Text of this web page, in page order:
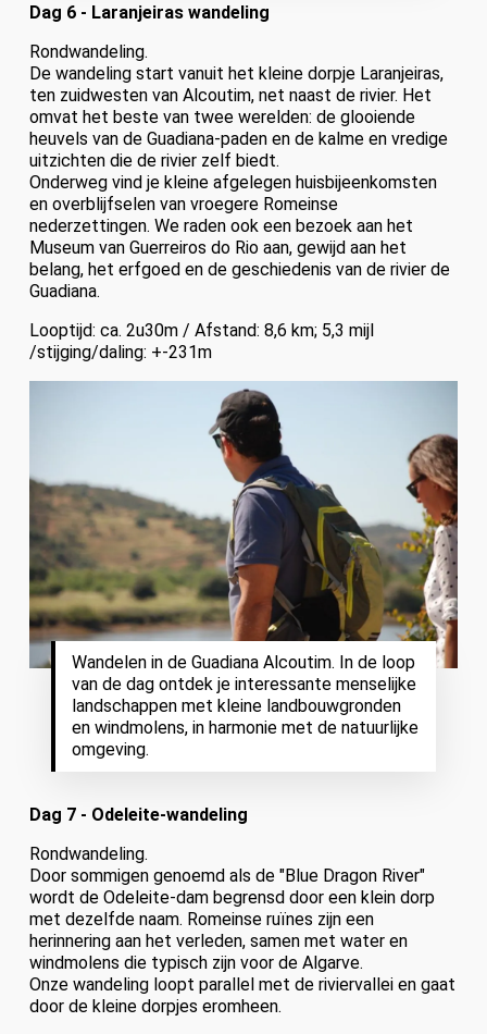
Dag 6 - Laranjeiras wandeling
Rondwandeling.
De wandeling start vanuit het kleine dorpje Laranjeiras,
ten zuidwesten van Alcoutim, net naast de rivier. Het
omvat het beste van twee werelden: de glooiende
heuvels van de Guadiana-paden en de kalme en vredige
uitzichten die de rivier zelf biedt.
Onderweg vind je kleine afgelegen huisbijeenkomsten
en overblijfselen van vroegere Romeinse
nederzettingen. We raden ook een bezoek aan het
Museum van Guerreiros do Rio aan, gewijd aan het
belang, het erfgoed en de geschiedenis van de rivier de
Guadiana.
Looptijd: ca. 2u30m / Afstand: 8,6 km; 5,3 mijl
/stijging/daling: +-231m
Wandelen in de Guadiana Alcoutim. In de loop
van de dag ontdek je interessante menselijke
landschappen met kleine landbouwgronden
en windmolens, in harmonie met de natuurlijke
omgeving.
Dag 7 - Odeleite-wandeling
Rondwandeling.
Door sommigen genoemd als de "Blue Dragon River"
wordt de Odeleite-dam begrensd door een klein dorp
met dezelfde naam. Romeinse ruïnes zijn een
herinnering aan het verleden, samen met water en
windmolens die typisch zijn voor de Algarve.
Onze wandeling loopt parallel met de riviervallei en gaat
door de kleine dorpjes eromheen.